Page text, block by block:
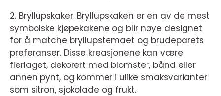
2. Bryllupskaker: Bryllupskaken er en av de mest
symbolske kjøpekakene og blir nøye designet
for å matche bryllupstemaet og brudeparets
preferanser. Disse kreasjonene kan være
flerlaget, dekorert med blomster, bånd eller
annen pynt, og kommer i ulike smaksvarianter
som sitron, sjokolade og frukt.